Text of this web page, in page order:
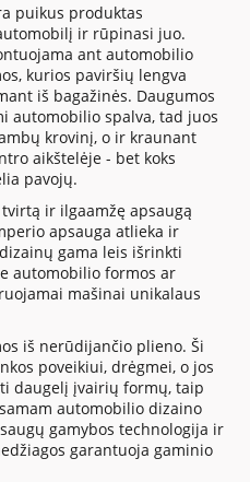
puikus produktas
ir rūpinasi juo.
ant automobilio
kurios paviršių lengva
iš bagažinės. Daugumos
automobilio spalva, tad juos
krovinį, o ir kraunant
aikštelėje - bet koks
pavojų.
ir ilgaamžę apsaugą
apsauga atlieka ir
gama leis išrinkti
automobilio formos ar
mašinai unikalaus
iš nerūdijančio plieno. Ši
poveikiui, drėgmei, o jos
daugelį įvairių formų, taip
automobilio dizaino
gamybos technologija ir
garantuoja gaminio